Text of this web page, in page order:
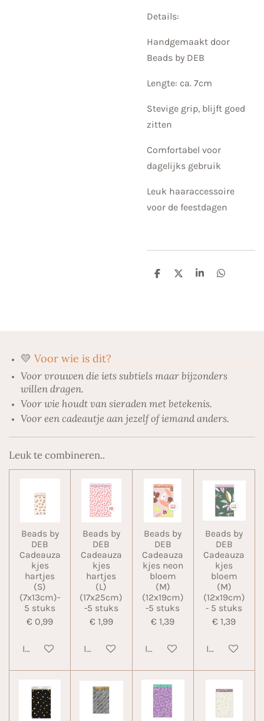
Details:
Handgemaakt door
Beads by DEB
Lengte: ca. 7cm
Stevige grip, blijft goed
zitten
Comfortabel voor
dagelijks gebruik
Leuk haaraccessoire
voor de feestdagen
D
D
S
D
💛 Voor wie is dit?
Voor vrouwen die iets subtiels maar bijzonders
willen dragen.
Voor wie houdt van sieraden met betekenis.
Voor een cadeautje aan jezelf of iemand anders.
Leuk te combineren..
Beads by
DEB
Cadeauza
kjes
hartjes
(S)
(7x13cm)-
5 stuks
€ 0,99
In winkelwagen
Beads by
DEB
Cadeauza
kjes
hartjes
(L)
(17x25cm)
-5 stuks
€ 1,99
In winkelwagen
Beads by
DEB
Cadeauza
kjes neon
bloem
(M)
(12x19cm)
-5 stuks
€ 1,39
In winkelwagen
Beads by
DEB
Cadeauza
kjes
bloem
(M)
(12x19cm)
- 5 stuks
€ 1,39
In